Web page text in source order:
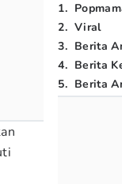
1.
2. Viral
3. Berita
4. Berita
5. Berita